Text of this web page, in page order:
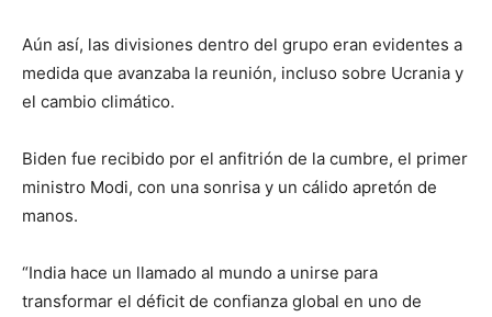
Aún así, las divisiones dentro del grupo eran evidentes a
medida que avanzaba la reunión, incluso sobre Ucrania y
el cambio climático.
Biden fue recibido por el anfitrión de la cumbre, el primer
ministro Modi, con una sonrisa y un cálido apretón de
manos.
“India hace un llamado al mundo a unirse para
transformar el déficit de confianza global en uno de